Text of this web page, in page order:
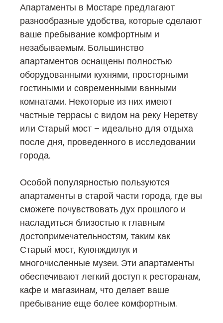
Апартаменты в Мостаре предлагают
разнообразные удобства, которые сделают
ваше пребывание комфортным и
незабываемым. Большинство
апартаментов оснащены полностью
оборудованными кухнями, просторными
гостиными и современными ванными
комнатами. Некоторые из них имеют
частные террасы с видом на реку Неретву
или Старый мост – идеально для отдыха
после дня, проведенного в исследовании
города.
Особой популярностью пользуются
апартаменты в старой части города, где вы
сможете почувствовать дух прошлого и
насладиться близостью к главным
достопримечательностям, таким как
Старый мост, Куюнждилук и
многочисленные музеи. Эти апартаменты
обеспечивают легкий доступ к ресторанам,
кафе и магазинам, что делает ваше
пребывание еще более комфортным.